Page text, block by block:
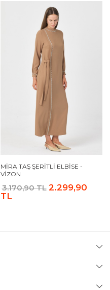
MIRA TAŞ ŞERITLI ELBISE -
VIZON
3.170,90 TL 2.299,90
TL